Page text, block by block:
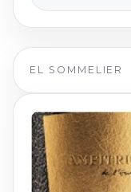
EL SOMMELIER